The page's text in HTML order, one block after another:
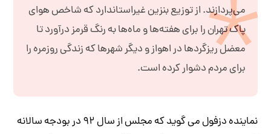
می‌پردازند. از توزیع بنزین غیراستاندارد که شاخص هوای
پاک تهران را برای هفته‌ها و ماه‌ها به رنگ قرمز درآورد تا
معضل ریزگردها در اهواز و دیگر شهرها که زندگی روزمره را
برای مردم دشوار کرده است.
نماینده دزفول می گوید که مجلس از سال ۹۲ در بودجه سالانه